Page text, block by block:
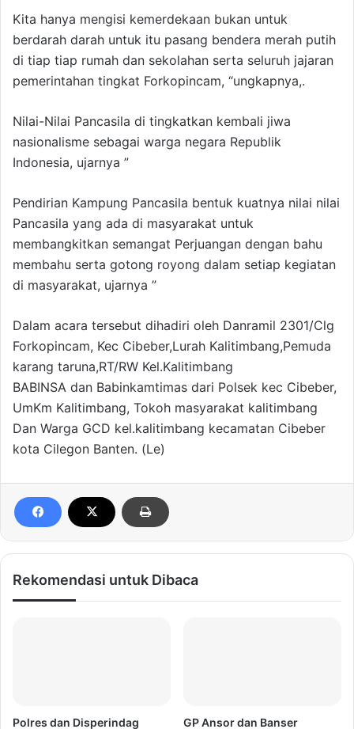
Kita hanya mengisi kemerdekaan bukan untuk
berdarah darah untuk itu pasang bendera merah putih
di tiap tiap rumah dan sekolahan serta seluruh jajaran
pemerintahan tingkat Forkopincam, “ungkapnya,.
Nilai-Nilai Pancasila di tingkatkan kembali jiwa
nasionalisme sebagai warga negara Republik
Indonesia, ujarnya ”
Pendirian Kampung Pancasila bentuk kuatnya nilai nilai
Pancasila yang ada di masyarakat untuk
membangkitkan semangat Perjuangan dengan bahu
membahu serta gotong royong dalam setiap kegiatan
di masyarakat, ujarnya ”
Dalam acara tersebut dihadiri oleh Danramil 2301/Clg
Forkopincam, Kec Cibeber,Lurah Kalitimbang,Pemuda
karang taruna,RT/RW Kel.Kalitimbang
BABINSA dan Babinkamtimas dari Polsek kec Cibeber,
UmKm Kalitimbang, Tokoh masyarakat kalitimbang
Dan Warga GCD kel.kalitimbang kecamatan Cibeber
kota Cilegon Banten. (Le)
Rekomendasi untuk Dibaca
Polres dan Disperindag GP Ansor dan Banser